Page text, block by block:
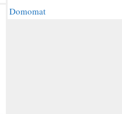
Domomat